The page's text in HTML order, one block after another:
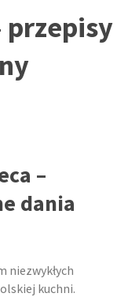
przepisy
–
dania
niezwykłych
kuchni.